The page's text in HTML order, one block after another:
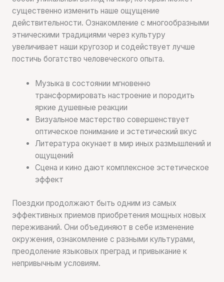
существенно изменить наше ощущение
действительности. Ознакомление с многообразными
этническими традициями через культуру
увеличивает наши кругозор и содействует лучше
постичь богатство человеческого опыта.
Музыка в состоянии мгновенно
трансформировать настроение и породить
яркие душевные реакции
Визуальное мастерство совершенствует
оптическое понимание и эстетический вкус
Литература окунает в мир иных размышлений и
ощущений
Сцена и кино дают комплексное эстетическое
эффект
Поездки продолжают быть одним из самых
эффективных приемов приобретения мощных новых
переживаний. Они объединяют в себе изменение
окружения, ознакомление с разными культурами,
преодоление языковых преград и привыкание к
непривычным условиям.